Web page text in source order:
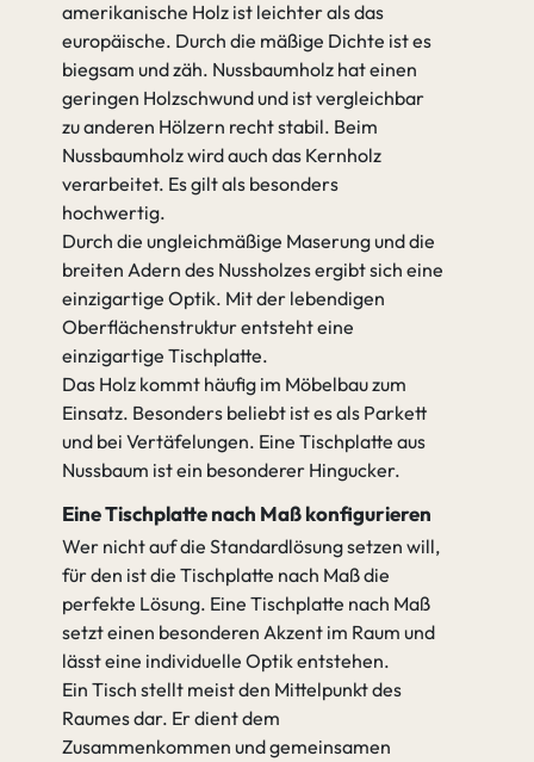
amerikanische Holz ist leichter als das
europäische. Durch die mäßige Dichte ist es
biegsam und zäh. Nussbaumholz hat einen
geringen Holzschwund und ist vergleichbar
zu anderen Hölzern recht stabil. Beim
Nussbaumholz wird auch das Kernholz
verarbeitet. Es gilt als besonders
hochwertig.
Durch die ungleichmäßige Maserung und die
breiten Adern des Nussholzes ergibt sich eine
einzigartige Optik. Mit der lebendigen
Oberflächenstruktur entsteht eine
einzigartige Tischplatte.
Das Holz kommt häufig im Möbelbau zum
Einsatz. Besonders beliebt ist es als Parkett
und bei Vertäfelungen. Eine Tischplatte aus
Nussbaum ist ein besonderer Hingucker.
Eine Tischplatte nach Maß konfigurieren
Wer nicht auf die Standardlösung setzen will,
für den ist die Tischplatte nach Maß die
perfekte Lösung. Eine Tischplatte nach Maß
setzt einen besonderen Akzent im Raum und
lässt eine individuelle Optik entstehen.
Ein Tisch stellt meist den Mittelpunkt des
Raumes dar. Er dient dem
Zusammenkommen und gemeinsamen